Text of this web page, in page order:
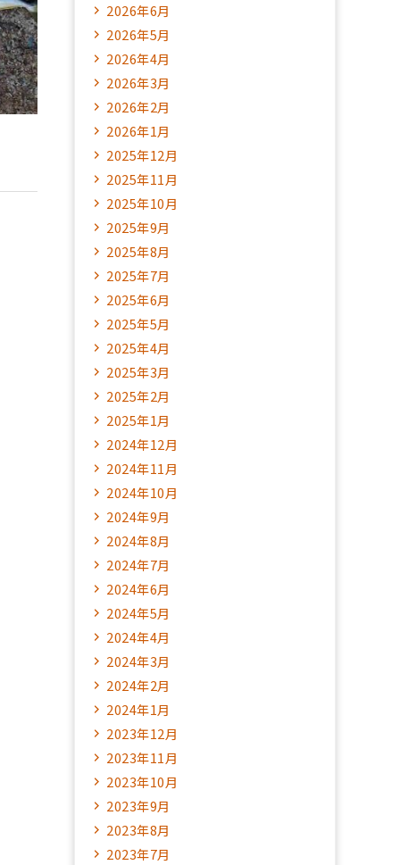
2026年6月
2026年5月
2026年4月
2026年3月
2026年2月
2026年1月
2025年12月
2025年11月
2025年10月
2025年9月
2025年8月
2025年7月
2025年6月
2025年5月
2025年4月
2025年3月
2025年2月
2025年1月
2024年12月
2024年11月
2024年10月
2024年9月
2024年8月
2024年7月
2024年6月
2024年5月
2024年4月
2024年3月
2024年2月
2024年1月
2023年12月
2023年11月
2023年10月
2023年9月
2023年8月
2023年7月